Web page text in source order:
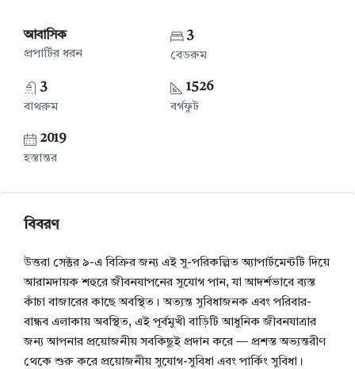
আবাসিক
প্রপার্টির ধরন
3
বেডরুম
3
বাথরুম
1526
বর্গফুট
2019
হস্তান্তর
বিবরণ
উত্তরা সেক্টর ৯-এ বিক্রির জন্য এই সু-পরিকল্পিত অ্যাপার্টমেন্টটি দিয়ে
আরামদায়ক শহুরে জীবনযাপনের সুযোগ পান, যা আদর্শভাবে ব্যস্ত
কাঁচা বাজারের কাছে অবস্থিত। অত্যন্ত সুবিধাজনক এবং পরিবার-
বান্ধব এলাকায় অবস্থিত, এই পূর্বমুখী বাড়িটি আধুনিক জীবনযাত্রার
জন্য আপনার প্রয়োজনীয় সবকিছুই প্রদান করে — প্রশস্ত অভ্যন্তরীণ
থেকে শুরু করে প্রয়োজনীয় সুযোগ-সুবিধা এবং পার্কিং সুবিধা।